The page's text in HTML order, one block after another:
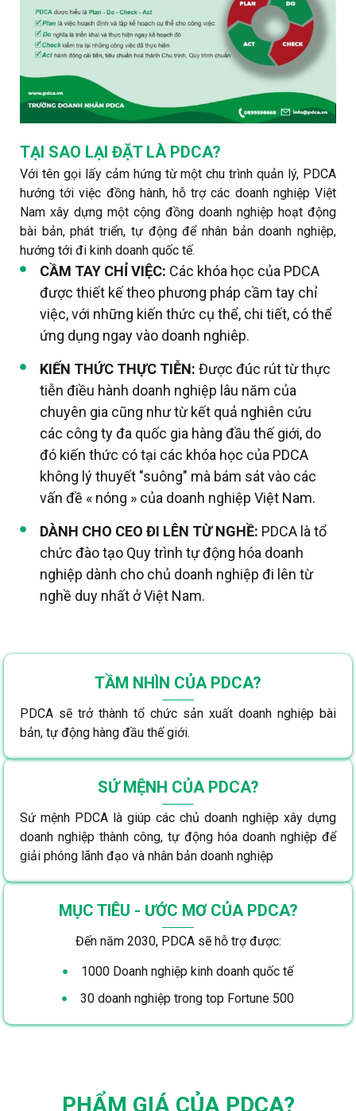
TẠI SAO LẠI ĐẶT LÀ PDCA?
Với tên gọi lấy cảm hứng từ một chu trình quản lý, PDCA
hướng tới việc đồng hành, hỗ trợ các doanh nghiệp Việt
Nam xây dựng một cộng đồng doanh nghiệp hoạt động
bài bản, phát triển, tự động để nhân bản doanh nghiệp,
hướng tới đi kinh doanh quốc tế.
CẦM TAY CHỈ VIỆC: Các khóa học của PDCA
được thiết kế theo phương pháp cầm tay chỉ
việc, với những kiến thức cụ thể, chi tiết, có thể
ứng dụng ngay vào doanh nghiêp.
KIẾN THỨC THỰC TIỄN: Được đúc rút từ thực
tiễn điều hành doanh nghiệp lâu năm của
chuyên gia cũng như từ kết quả nghiên cứu
các công ty đa quốc gia hàng đầu thế giới, do
đó kiến thức có tại các khóa học của PDCA
không lý thuyết "suông" mà bám sát vào các
vấn đề « nóng » của doanh nghiệp Việt Nam.
DÀNH CHO CEO ĐI LÊN TỪ NGHỀ: PDCA là tổ
chức đào tạo Quy trình tự động hóa doanh
nghiệp dành cho chủ doanh nghiệp đi lên từ
nghề duy nhất ở Việt Nam.
TẦM NHÌN CỦA PDCA?
PDCA sẽ trở thành tổ chức sản xuất doanh nghiệp bài
bản, tự động hàng đầu thế giới.
SỨ MỆNH CỦA PDCA?
Sứ mệnh PDCA là giúp các chủ doanh nghiệp xây dựng
doanh nghiệp thành công, tự động hóa doanh nghiệp để
giải phóng lãnh đạo và nhân bản doanh nghiệp
MỤC TIÊU - ƯỚC MƠ CỦA PDCA?
Đến năm 2030, PDCA sẽ hỗ trợ được:
1000 Doanh nghiệp kinh doanh quốc tế
30 doanh nghiệp trong top Fortune 500
PHẨM GIÁ CỦA PDCA?